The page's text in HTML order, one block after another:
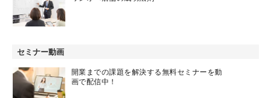
セミナー動画
開業までの課題を解決する無料セミナーを動
画で配信中！